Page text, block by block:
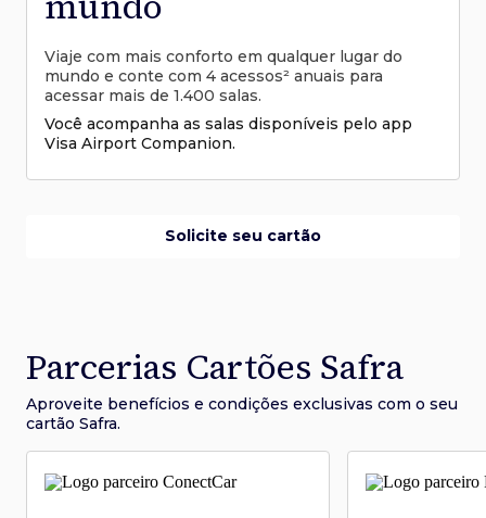
Viaje com mais conforto em qualquer lugar do
mundo e conte com 4 acessos² anuais para
acessar mais de 1.400 salas.
Você acompanha as salas disponíveis pelo app
Visa Airport Companion.
Solicite seu cartão
Parcerias Cartões Safra
Aproveite benefícios e condições exclusivas com o seu
cartão Safra.